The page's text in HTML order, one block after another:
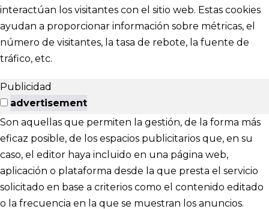
interactúan los visitantes con el sitio web. Estas cookies
ayudan a proporcionar información sobre métricas, el
número de visitantes, la tasa de rebote, la fuente de
tráfico, etc.
Publicidad
advertisement
Son aquellas que permiten la gestión, de la forma más
eficaz posible, de los espacios publicitarios que, en su
caso, el editor haya incluido en una página web,
aplicación o plataforma desde la que presta el servicio
solicitado en base a criterios como el contenido editado
o la frecuencia en la que se muestran los anuncios.